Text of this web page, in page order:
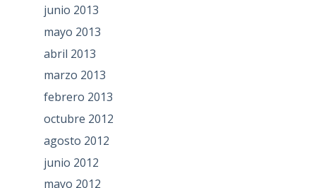
junio 2013
mayo 2013
abril 2013
marzo 2013
febrero 2013
octubre 2012
agosto 2012
junio 2012
mayo 2012